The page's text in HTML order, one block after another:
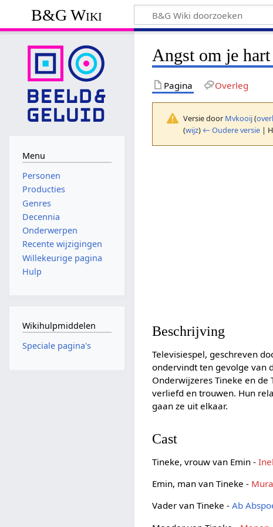
B&G Wiki
Angst om je hart
Pagina Overleg
Versie door Mvkooij(
(wijz) ← Oudere versie |
Beschrijving
Televisiespel, geschreven
ondervindt ten gevolge van
Onderwijzeres Tineke en
verliefd en trouwen. Hun
gaan ze uit elkaar.
Cast
Tineke, vrouw van Emin -
Emin, man van Tineke -
Vader van Tineke -Ab
Menu
Personen
Producties
Genres
Decennia
Onderwerpen
Recente wijzigingen
Willekeurige pagina
Hulp
Wikihulpmiddelen
Speciale pagina's